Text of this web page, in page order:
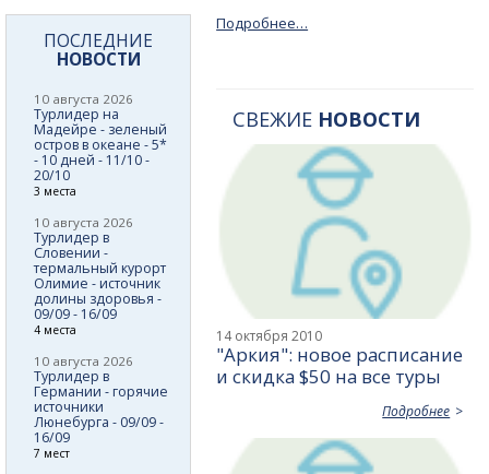
Подробнее…
СВЕЖИЕ НОВОСТИ
14 октября 2010
"Аркия": новое расписание
и скидка $50 на все туры
Подробнее
ПОСЛЕДНИЕ
НОВОСТИ
10 августа 2026
Турлидер на
Мадейре - зеленый
остров в океане - 5*
- 10 дней - 11/10 -
20/10
3 места
10 августа 2026
Турлидер в
Словении -
термальный курорт
Олимие - источник
долины здоровья -
09/09 - 16/09
4 места
10 августа 2026
Турлидер в
Германии - горячие
источники
Люнебурга - 09/09 -
16/09
7 мест